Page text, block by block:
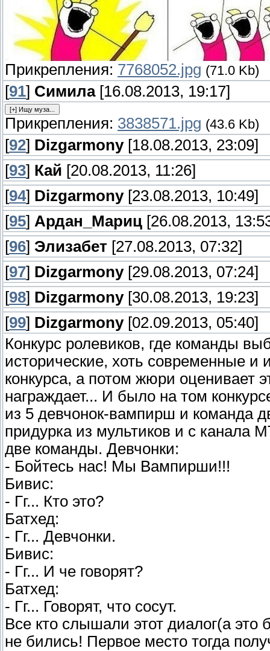
Прикрепления: 7768052.jpg (71.0 Kb)
[91] Симила[16.08.2013, 19:17]
Прикрепления: 3838571.jpg (43.6 Kb)
[92] Dizgarmony[18.08.2013, 23:09]
[93] Кай [20.08.2013, 11:26]
[94] Dizgarmony[23.08.2013, 10:49]
[95] Ардан_Мариц [26.08.2013,
[96] Элизабет [27.08.2013, 07:32]
[97] Dizgarmony[29.08.2013, 07:24]
[98] Dizgarmony[30.08.2013, 19:23]
[99] Dizgarmony[02.09.2013, 05:40]
Конкурс ролевиков, где команды
исторические, хоть современные и
конкурса, а потом жюри оценивает
награждает... И было на том
из 5 девчонок-вампирш и команда
придурка из мультиков и с канала
две команды. Девчонки:
- Бойтесь нас! Мы Вампирши!!!
Бивис:
- Гг... Кто это?
Батхед:
- Гг... Девчонки.
Бивис:
- Гг... И че говорят?
Батхед:
- Гг... Говорят, что сосут.
Все кто слышали этот диалог(а это
не бились! Первое место тогда